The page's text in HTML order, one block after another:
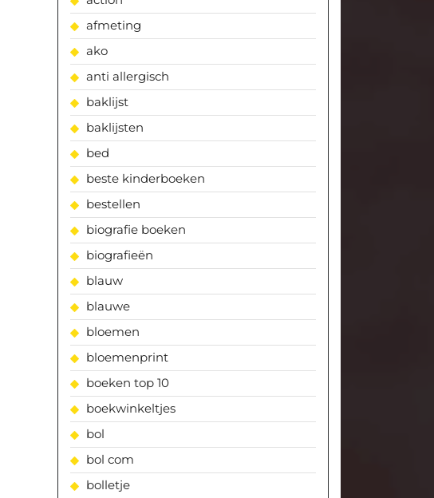
afmeting
ako
anti allergisch
baklijst
baklijsten
bed
beste kinderboeken
bestellen
biografie boeken
biografieën
blauw
blauwe
bloemen
bloemenprint
boeken top 10
boekwinkeltjes
bol
bol com
bolletje